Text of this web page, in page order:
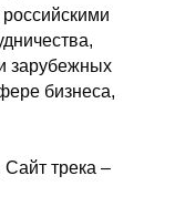
зарубежных
бизнеса,
Сайт трека –